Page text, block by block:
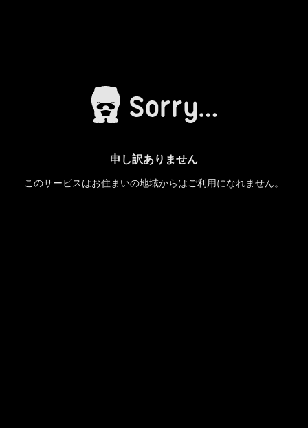
申し訳ありません
このサービスはお住まいの地域からはご利用になれません。